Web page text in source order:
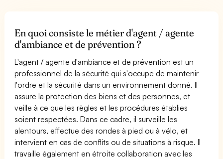
En quoi consiste le métier d'agent / agente
d'ambiance et de prévention ?
L'agent / agente d'ambiance et de prévention est un
professionnel de la sécurité qui s'occupe de maintenir
l'ordre et la sécurité dans un environnement donné. Il
assure la protection des biens et des personnes, et
veille à ce que les règles et les procédures établies
soient respectées. Dans ce cadre, il surveille les
alentours, effectue des rondes à pied ou à vélo, et
intervient en cas de conflits ou de situations à risque. Il
travaille également en étroite collaboration avec les